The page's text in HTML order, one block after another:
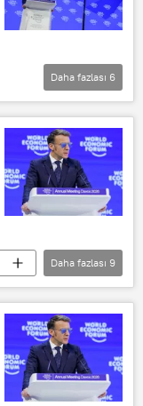
Dünya Ekonomik Forumu (World Economic Forum)
Daha fazlası 6
Daha fazlası 9